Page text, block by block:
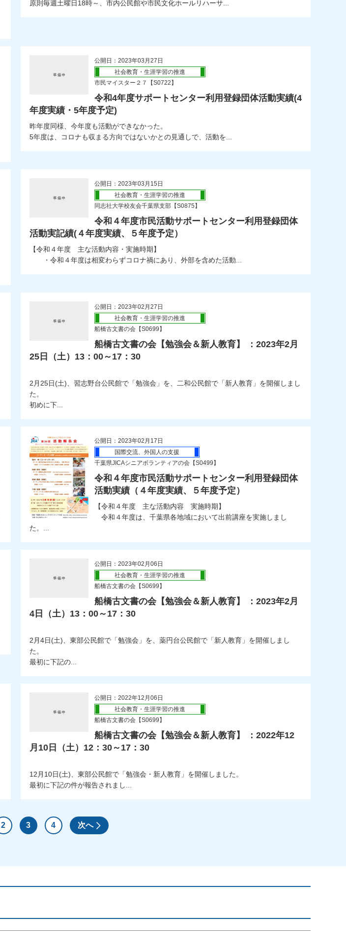
原則毎週土曜日18時～、市内公民館や市民文化ホールリハーサ...
公開日：2023年03月27日
社会教育・生涯学習の推進
市民マイスター２７【S0722】
令和4年度サポートセンター利用登録団体活動実績(4
年度実績・5年度予定)
昨年度同様、今年度も活動ができなかった。
5年度は、コロナも収まる方向ではないかとの見通しで、活動を...
公開日：2023年03月15日
社会教育・生涯学習の推進
同志社大学校友会千葉県支部【S0875】
令和４年度市民活動サポートセンター利用登録団体
活動実記績(４年度実績、５年度予定）
【令和４年度 主な活動内容・実施時期】
・令和４年度は相変わらずコロナ禍にあり、外部を含めた活動...
公開日：2023年02月27日
社会教育・生涯学習の推進
船橋古文書の会【S0699】
船橋古文書の会【勉強会＆新人教育】 ：2023年2月
25日（土）13：00～17：30
2月25日(土)、習志野台公民館で「勉強会」を、二和公民館で「新人教育」を開催しまし
た。
初めに下...
公開日：2023年02月17日
国際交流、外国人の支援
千葉県JICAシニアボランティアの会【S0499】
令和４年度市民活動サポートセンター利用登録団体
活動実績（４年度実績、５年度予定）
【令和４年度 主な活動内容 実施時期】
令和４年度は、千葉県各地域において出前講座を実施しまし
た。...
公開日：2023年02月06日
社会教育・生涯学習の推進
船橋古文書の会【S0699】
船橋古文書の会【勉強会＆新人教育】 ：2023年2月
4日（土）13：00～17：30
2月4日(土)、東部公民館で「勉強会」を、薬円台公民館で「新人教育」を開催しまし
た。
最初に下記の...
公開日：2022年12月06日
社会教育・生涯学習の推進
船橋古文書の会【S0699】
船橋古文書の会【勉強会＆新人教育】 ：2022年12
月10日（土）12：30～17：30
12月10日(土)、東部公民館で「勉強会・新人教育」を開催しました。
最初に下記の件が報告されまし...
2 3 4 次へ